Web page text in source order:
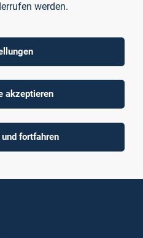
werden.
akzeptieren
fortfahren